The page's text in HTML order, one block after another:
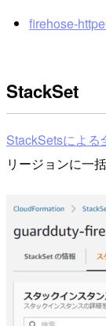
firehose-
StackSet
StackSetsによ
リージョンに一